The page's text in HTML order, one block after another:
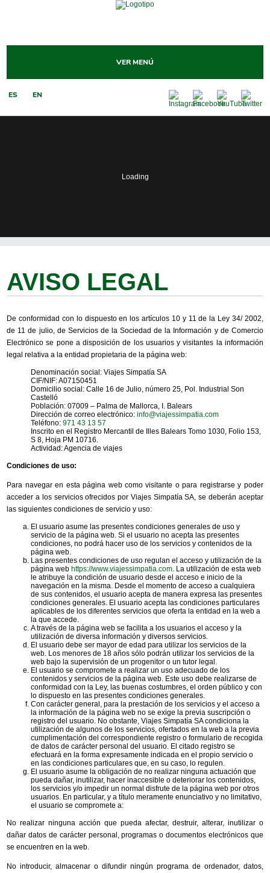
VER MENÚ
ES EN
Loading
AVISO LEGAL
De conformidad con lo dispuesto en los artículos 10 y 11 de la Ley 34/ 2002,
de 11 de julio, de Servicios de la Sociedad de la Información y de Comercio
Electrónico se pone a disposición de los usuarios y visitantes la información
legal relativa a la entidad propietaria de la página web:
Denominación social: Viajes Simpatía SA
CIF/NIF: A07150451
Domicilio social: Calle 16 de Julio, número 25, Pol. Industrial Son
Castelló
Población: 07009 – Palma de Mallorca, I. Balears
Dirección de correo electrónico:info@viajessimpatia.com
Teléfono:971 43 13 57
Inscrito en el Registro Mercantil de Illes Balears Tomo 1030, Folio 153,
S 8, Hoja PM 10716.
Actividad: Agencia de viajes
Condiciones de uso:
Para navegar en esta página web como visitante o para registrarse y poder
acceder a los servicios ofrecidos por Viajes Simpatía SA, se deberán aceptar
las siguientes condiciones de servicio y uso:
El usuario asume las presentes condiciones generales de uso y
servicio de la página web. Si el usuario no acepta las presentes
condiciones, no podrá hacer uso de los servicios y contenidos de la
página web.
Las presentes condiciones de uso regulan el acceso y utilización de la
página webhttps://www.viajessimpatia.com . La utilización de esta web
le atribuye la condición de usuario desde el acceso e inicio de la
navegación en la misma. Desde el momento de acceso a cualquiera
de sus contenidos, el usuario acepta de manera expresa las presentes
condiciones generales. El usuario acepta las condiciones particulares
aplicables de los diferentes servicios que oferta la entidad en la web a
la que accede.
A través de la página web se facilita a los usuarios el acceso y la
utilización de diversa información y diversos servicios.
El usuario debe ser mayor de edad para utilizar los servicios de la
web. Los menores de 18 años sólo podrán utilizar los servicios de la
web bajo la supervisión de un progenitor o un tutor legal.
El usuario se compromete a realizar un uso adecuado de los
contenidos y servicios de la página web. Este uso debe realizarse de
conformidad con la Ley, las buenas costumbres, el orden público y con
lo dispuesto en las presentes condiciones generales.
Con carácter general, para la prestación de los servicios y el acceso a
la información de la página web no se exige la previa suscripción o
registro del usuario. No obstante, Viajes Simpatía SA condiciona la
utilización de algunos de los servicios, ofertados en la web a la previa
cumplimentación del correspondiente registro o formulario de recogida
de datos de carácter personal del usuario. El citado registro se
efectuará en la forma expresamente indicada en el propio servicio o
en las condiciones particulares que, en su caso, lo regulen.
El usuario asume la obligación de no realizar ninguna actuación que
pueda dañar, inutilizar, hacer inaccesible o deteriorar los contenidos,
los servicios y/o impedir un normal disfrute de la página web por otros
usuarios. En particular, y a título meramente enunciativo y no limitativo,
el usuario se compromete a:
No realizar ninguna acción que pueda afectar, destruir, alterar, inutilizar o
dañar datos de carácter personal, programas o documentos electrónicos que
se encuentren en la web.
No introducir, almacenar o difundir ningún programa de ordenador, datos,